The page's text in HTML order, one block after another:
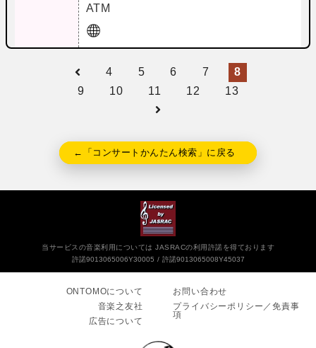
ATM
4 5 6 7
8
9
10 11 12 13
←「コンサートかんたん検索」に戻る
当サービスの音楽利用については JASRACの利用許諾を得ております
許諾9013065006Y30005
許諾9013065008Y45037
ONTOMOについて
音楽之友社
広告について
お問い合わせ
プライバシーポリシー／免責事
項